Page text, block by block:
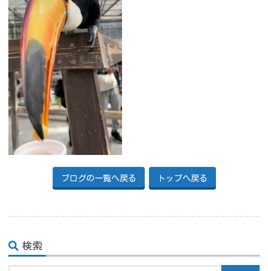
ブログの一覧へ戻る トップへ戻る
検索